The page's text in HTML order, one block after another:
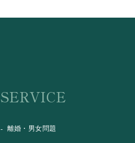
SERVICE
離婚・男女問題